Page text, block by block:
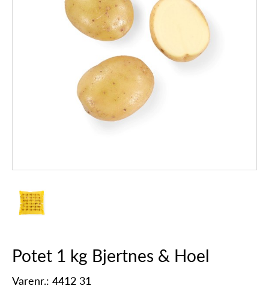
Potet 1 kg Bjertnes & Hoel
Varenr.: 4412 31